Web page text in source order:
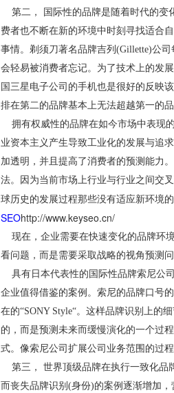
第二， 国际性的品牌是随着时代的变
费者也不断在新的环境中时刻寻找适合
事情。剃须刀著名品牌吉列(Gillette)公
会轻易被消费者忘记。为了技术上的发
国三星电子公司的手机也是很好的反映
排在第二的品牌基本上无法超越第一的品
拥有权威性的品牌在如今市场中表现
业资本主义产生导致工业化的发展与追
加透明，并且提高了消费者的预测能力
法。因为当前市场上行业与行业之间交
球历史的发展过程那些没有适应新环境
SEOhttp://www.keyseo.cn/
现在，企业需要在快速变化的品牌环
看问题，而是需要采取战略的视角预测问
具有日本代表性的国际性品牌索尼公
企业值得借鉴的案例。索尼的品牌口号
在的“SONY Style“。这样品牌识别上的
的，而是预测未来而缓慢演化的一个过
式。像索尼公司扩展公司业务范围的过
第三， 世界顶级品牌在执行一致化品
而丧失品牌识别(身份)的案例逐渐增加